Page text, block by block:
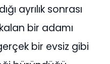
ayrılık sonrası
bir adamı
bir evsiz gibi